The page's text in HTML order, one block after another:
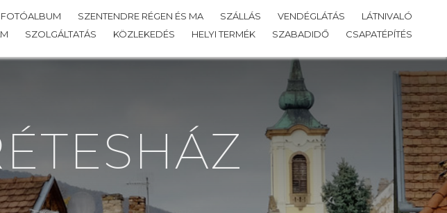
FOTÓALBUM SZENTENDRE RÉGEN ÉS MA SZÁLLÁS VENDÉGLÁTÁS
LÁTNIVALÓ
SZOLGÁLTATÁS KÖZLEKEDÉS HELYI TERMÉK SZABADIDŐ CSAPATÉPÍTÉS